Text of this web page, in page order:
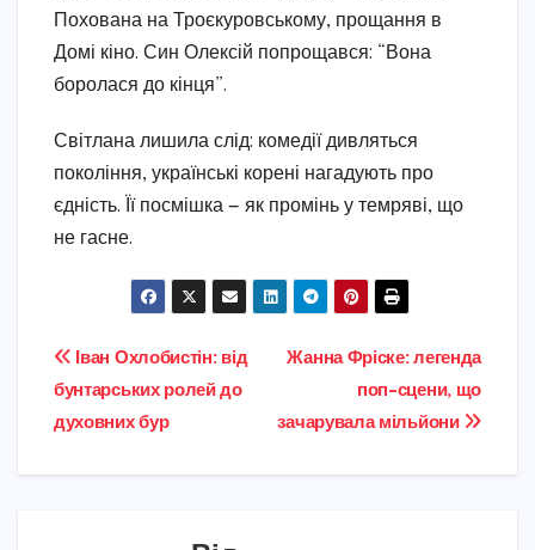
Похована на Троєкуровському, прощання в
Домі кіно. Син Олексій попрощався: “Вона
боролася до кінця”.
Світлана лишила слід: комедії дивляться
покоління, українські корені нагадують про
єдність. Її посмішка — як промінь у темряві, що
не гасне.
Навігація
записів
Жанна Фріске: легенда
поп-сцени, що
зачарувала мільйони
Іван Охлобистін: від
бунтарських ролей до
духовних бур